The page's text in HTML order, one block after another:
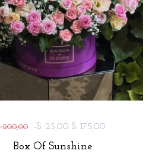
200,00 -$ 25,00 $ 175,00
Box Of Sunshine